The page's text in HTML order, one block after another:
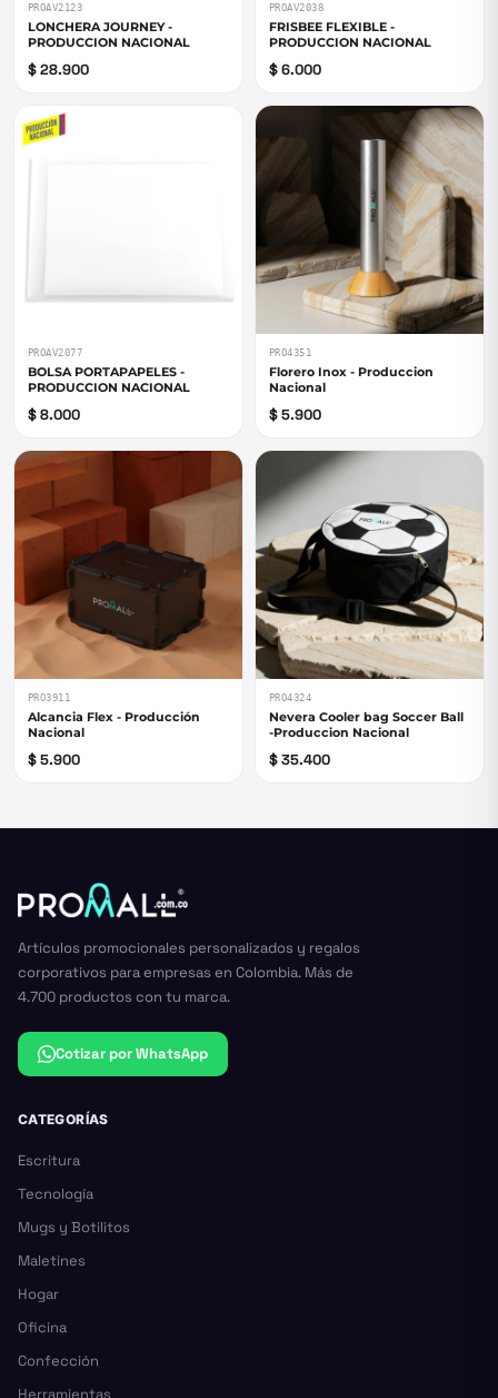
PROAV2123
LONCHERA JOURNEY -
PRODUCCION NACIONAL
$ 28.900
PROAV2038
FRISBEE FLEXIBLE -
PRODUCCION NACIONAL
$ 6.000
PROAV2077
BOLSA PORTAPAPELES -
PRODUCCION NACIONAL
$ 8.000
PRO4351
Florero Inox - Produccion
Nacional
$ 5.900
PRO3911
Alcancia Flex - Producción
Nacional
$ 5.900
PRO4324
Nevera Cooler bag Soccer Ball
-Produccion Nacional
$ 35.400
Artículos promocionales personalizados y regalos
corporativos para empresas en Colombia. Más de
4.700 productos con tu marca.
Cotizar por WhatsApp
CATEGORÍAS
Escritura
Tecnología
Mugs y Botilitos
Maletines
Hogar
Oficina
Confección
Herramientas